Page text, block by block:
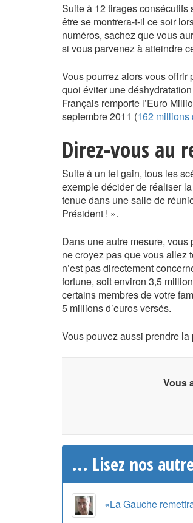
Suite à 12 tirages consécutifs
être se montrera-t-il ce soir
numéros, sachez que vous
si vous parvenez à atteindre
Vous pourrez alors vous
quoi éviter une
Français remporte l’Euro
septembre 2011 (162 millions
Direz-vous au
Suite à un tel gain, tous les
exemple décider de réaliser
tenue dans une salle de
Président ! ».
Dans une autre mesure,
ne croyez pas que vous allez
n’est pas directement
fortune, soit environ 3,5
certains membres de votre
5 millions d’euros versés.
Vous pouvez aussi prendre
Vous
... Lisez nos
«La Gauche